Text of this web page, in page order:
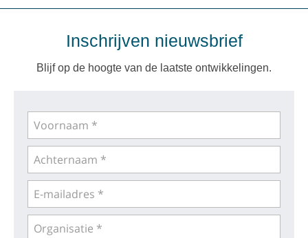
Inschrijven nieuwsbrief
Blijf op de hoogte van de laatste ontwikkelingen.